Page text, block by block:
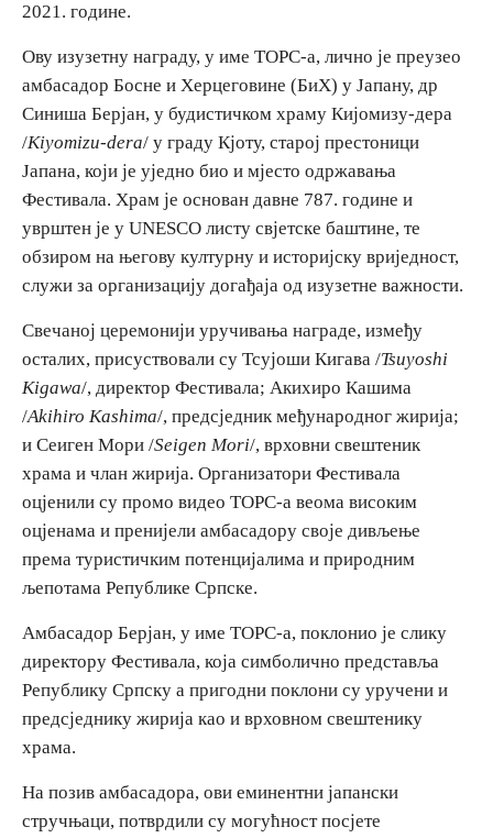
E-Brochure
Откриј Српску
2021. године.
Ову изузетну награду, у име ТОРС-а, лично је преузео
амбасадор Босне и Херцеговине (БиХ) у Јапану, др
Синиша Берјан, у будистичком храму Кијомизу-дера
/Kiyomizu-dera/ у граду Кјоту, старој престоници
Јапана, који је уједно био и мјесто одржавања
Фестивала. Храм је основан давне 787. године и
уврштен је у UNESCO листу свјетске баштине, те
обзиром на његову културну и историјску вриједност,
служи за организацију догађаја од изузетне важности.
Свечаној церемонији уручивања награде, између
осталих, присуствовали су Тсујоши Кигава /Tsuyoshi
Kigawa/, директор Фестивала; Акихиро Кашима
/Akihiro Kashima/, предсједник међународног жирија;
и Сеиген Мори /Seigen Mori/, врховни свештеник
храма и члан жирија. Организатори Фестивала
оцјенили су промо видео ТОРС-а веома високим
оцјенама и пренијели амбасадору своје дивљење
према туристичким потенцијалима и природним
љепотама Републике Српске.
Амбасадор Берјан, у име ТОРС-а, поклонио је слику
директору Фестивала, која симболично представља
Републику Српску а пригодни поклони су уручени и
предсједнику жирија као и врховном свештенику
храма.
На позив амбасадора, ови еминентни јапански
стручњаци, потврдили су могућност посјете